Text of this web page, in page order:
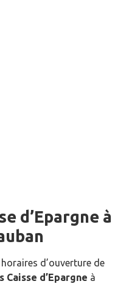
d’Epargne à
d’ouverture de
d’Epargne à